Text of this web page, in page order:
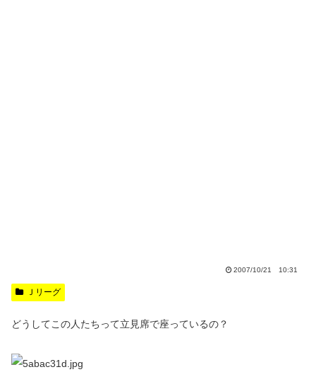
2007/10/21 10:31
Ｊリーグ
どうしてこの人たちって立見席で座っているの？